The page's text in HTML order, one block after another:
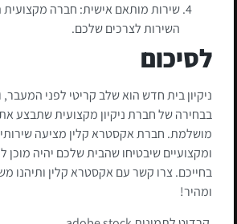
שירות מותאם אישית: חברה
השירות לצרכים שלכם.
לסיכום
ניקיון בית חדש הוא שלב קריטי לפני
בבחירה של חברת ניקיון מקצועית שתבצע
מושלמת. חברת אקסטרא קלין מציעה שירותי
ומקצועיים שיבטיחו שהבית שלכם יהיה
בחייכם. צרו קשר עם אקסטרא קלין ותיהנו
ומהיר!